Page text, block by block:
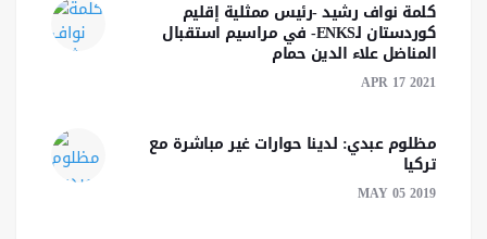
كلمة نواف رشید -رئیس ممثلية إقليم
كوردستان لـENKS- في مراسيم استقبال
المناضل علاء الدين حمام
APR 17 2021
مظلوم عبدي: لدينا حوارات غير مباشرة مع
تركيا‎
MAY 05 2019